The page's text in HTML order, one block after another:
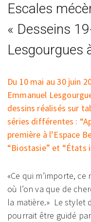
Escales
« Desseins
Lesgourgues
Du 10 mai au 30 juin
Emmanuel
dessins réalisés sur
séries différentes :
première à l’Espace
“Biostasie” et “États
«Ce qui m’importe,
où l’on va que de
la matière.» Le stylet
pourrait être guidé